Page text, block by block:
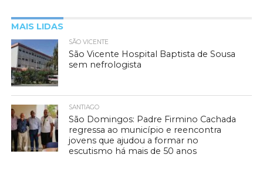
MAIS LIDAS
SÃO VICENTE
São Vicente Hospital Baptista de Sousa
sem nefrologista
SANTIAGO
São Domingos: Padre Firmino Cachada
regressa ao município e reencontra
jovens que ajudou a formar no
escutismo há mais de 50 anos